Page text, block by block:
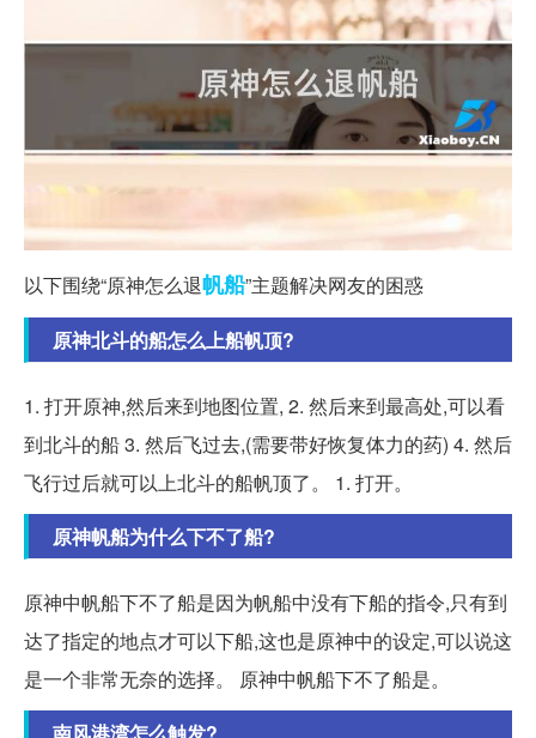
以下围绕“原神怎么退帆船”主题解决网友的困惑
原神北斗的船怎么上船帆顶?
1. 打开原神,然后来到地图位置, 2. 然后来到最高处,可以看
到北斗的船 3. 然后飞过去,(需要带好恢复体力的药) 4. 然后
飞行过后就可以上北斗的船帆顶了。 1. 打开。
原神帆船为什么下不了船?
原神中帆船下不了船是因为帆船中没有下船的指令,只有到
达了指定的地点才可以下船,这也是原神中的设定,可以说这
是一个非常无奈的选择。 原神中帆船下不了船是。